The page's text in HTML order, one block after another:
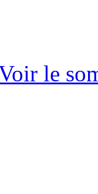
le